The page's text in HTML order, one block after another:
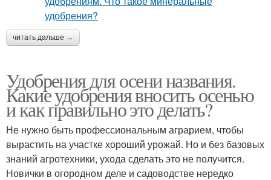
читать дальше →
Удобрения для осени названия.
Какие удобрения вносить осенью
и как правильно это делать?
Не нужно быть профессиональным аграрием, чтобы
вырастить на участке хороший урожай. Но и без базовых
знаний агротехники, ухода сделать это не получится.
Новички в огородном деле и садоводстве нередко